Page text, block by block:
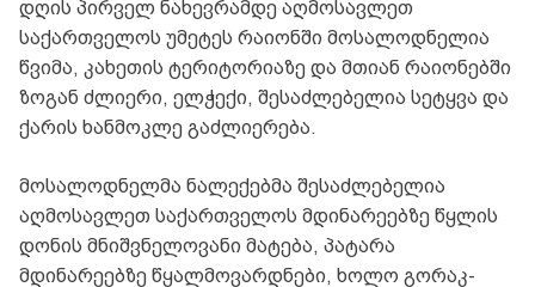
დღის პირველ ნახევრამდე აღმოსავლეთ
საქართველოს უმეტეს რაიონში მოსალოდნელია
წვიმა, კახეთის ტერიტორიაზე და მთიან რაიონებში
ზოგან ძლიერი, ელჭექი, შესაძლებელია სეტყვა და
ქარის ხანმოკლე გაძლიერება.
მოსალოდნელმა ნალექებმა შესაძლებელია
აღმოსავლეთ საქართველოს მდინარეებზე წყლის
დონის მნიშვნელოვანი მატება, პატარა
მდინარეებზე წყალმოვარდნები, ხოლო გორაკ-